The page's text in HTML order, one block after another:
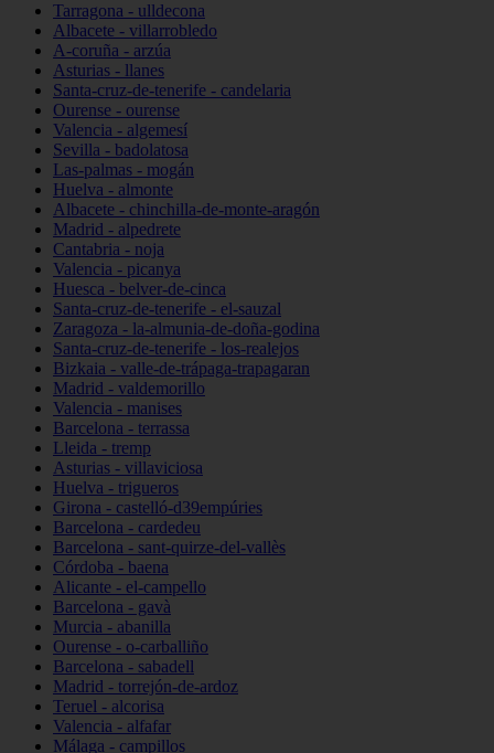
Tarragona - ulldecona
Albacete - villarrobledo
A-coruña - arzúa
Asturias - llanes
Santa-cruz-de-tenerife - candelaria
Ourense - ourense
Valencia - algemesí
Sevilla - badolatosa
Las-palmas - mogán
Huelva - almonte
Albacete - chinchilla-de-monte-aragón
Madrid - alpedrete
Cantabria - noja
Valencia - picanya
Huesca - belver-de-cinca
Santa-cruz-de-tenerife - el-sauzal
Zaragoza - la-almunia-de-doña-godina
Santa-cruz-de-tenerife - los-realejos
Bizkaia - valle-de-trápaga-trapagaran
Madrid - valdemorillo
Valencia - manises
Barcelona - terrassa
Lleida - tremp
Asturias - villaviciosa
Huelva - trigueros
Girona - castelló-d39empúries
Barcelona - cardedeu
Barcelona - sant-quirze-del-vallès
Córdoba - baena
Alicante - el-campello
Barcelona - gavà
Murcia - abanilla
Ourense - o-carballiño
Barcelona - sabadell
Madrid - torrejón-de-ardoz
Teruel - alcorisa
Valencia - alfafar
Málaga - campillos